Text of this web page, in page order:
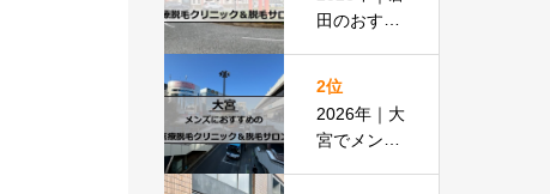
田のおすす
＆脱毛サロ
ン全8選
2位
2026年｜大
宮でメンズ